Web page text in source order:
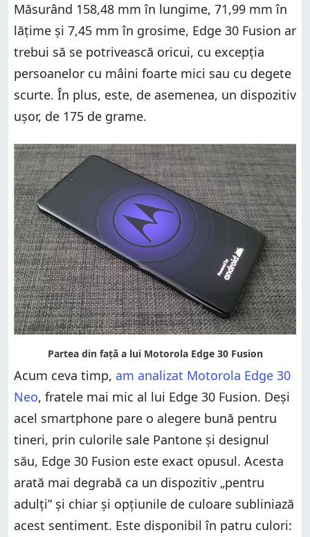
Măsurând 158,48 mm în lungime, 71,99 mm în
lățime și 7,45 mm în grosime, Edge 30 Fusion ar
trebui să se potrivească oricui, cu excepția
persoanelor cu mâini foarte mici sau cu degete
scurte. În plus, este, de asemenea, un dispozitiv
ușor, de 175 de grame.
Acum ceva timp, am analizat Motorola Edge 30
Neo, fratele mai mic al lui Edge 30 Fusion. Deși
acel smartphone pare o alegere bună pentru
tineri, prin culorile sale Pantone și designul
său, Edge 30 Fusion este exact opusul. Acesta
arată mai degrabă ca un dispozitiv „pentru
adulți” și chiar și opțiunile de culoare subliniază
acest sentiment. Este disponibil în patru culori: